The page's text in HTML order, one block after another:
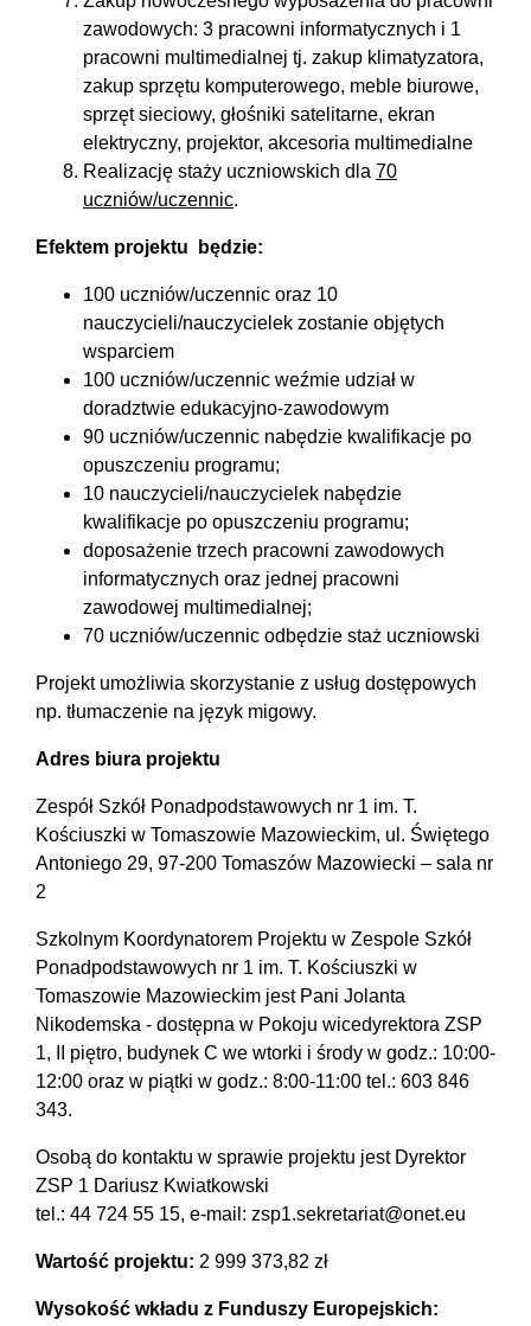
zawodowych: 3 pracowni informatycznych i 1
pracowni multimedialnej tj. zakup klimatyzatora,
zakup sprzętu komputerowego, meble biurowe,
sprzęt sieciowy, głośniki satelitarne, ekran
elektryczny, projektor, akcesoria multimedialne
Realizację staży uczniowskich dla 70
uczniów/uczennic.
Efektem projektu będzie:
100 uczniów/uczennic oraz 10
nauczycieli/nauczycielek zostanie objętych
wsparciem
100 uczniów/uczennic weźmie udział w
doradztwie edukacyjno-zawodowym
90 uczniów/uczennic nabędzie kwalifikacje po
opuszczeniu programu;
10 nauczycieli/nauczycielek nabędzie
kwalifikacje po opuszczeniu programu;
doposażenie trzech pracowni zawodowych
informatycznych oraz jednej pracowni
zawodowej multimedialnej;
70 uczniów/uczennic odbędzie staż uczniowski
Projekt umożliwia skorzystanie z usług dostępowych
np. tłumaczenie na język migowy.
Adres biura projektu
Zespół Szkół Ponadpodstawowych nr 1 im. T.
Kościuszki w Tomaszowie Mazowieckim, ul. Świętego
Antoniego 29, 97-200 Tomaszów Mazowiecki – sala nr
2
Szkolnym Koordynatorem Projektu w Zespole Szkół
Ponadpodstawowych nr 1 im. T. Kościuszki w
Tomaszowie Mazowieckim jest Pani Jolanta
Nikodemska - dostępna w Pokoju wicedyrektora ZSP
1, II piętro, budynek C we wtorki i środy w godz.: 10:00-
12:00 oraz w piątki w godz.: 8:00-11:00 tel.: 603 846
343.
Osobą do kontaktu w sprawie projektu jest Dyrektor
ZSP 1 Dariusz Kwiatkowski
tel.: 44 724 55 15, e-mail: zsp1.sekretariat@onet.eu
Wartość projektu: 2 999 373,82 zł
Wysokość wkładu z Funduszy Europejskich: